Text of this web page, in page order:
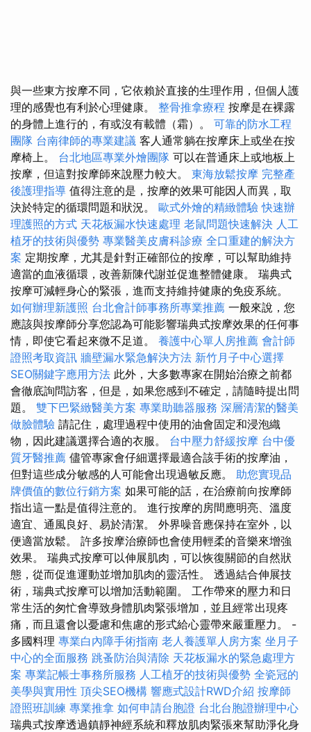
與一些東方按摩不同，它依賴於直接的生理作用，但個人護
理的感覺也有利於心理健康。 整骨推拿療程 按摩是在裸露
的身體上進行的，有或沒有載體（霜）。 可靠的防水工程
團隊 台南律師的專業建議 客人通常躺在按摩床上或坐在按
摩椅上。 台北地區專業外燴團隊 可以在普通床上或地板上
按摩，但這對按摩師來說壓力較大。 東海放鬆按摩 完整產
後護理指導 值得注意的是，按摩的效果可能因人而異，取
決於特定的循環問題和狀況。 歐式外燴的精緻體驗 快速辦
理護照的方式 天花板漏水快速處理 老鼠問題快速解決 人工
植牙的技術與優勢 專業醫美皮膚科診療 全口重建的解決方
案 定期按摩，尤其是針對正確部位的按摩，可以幫助維持
適當的血液循環，改善新陳代謝並促進整體健康。 瑞典式
按摩可減輕身心的緊張，進而支持維持健康的免疫系統。
如何辦理新護照 台北會計師事務所專業推薦 一般來說，您
應該與按摩師分享您認為可能影響瑞典式按摩效果的任何事
情，即使它看起來微不足道。 養護中心單人房推薦 會計師
證照考取資訊 牆壁漏水緊急解決方法 新竹月子中心選擇
SEO關鍵字應用方法 此外，大多數專家在開始治療之前都
會徹底詢問訪客，但是，如果您感到不確定，請隨時提出問
題。 雙下巴緊緻醫美方案 專業助聽器服務 深層清潔的醫美
做臉體驗 請記住，處理過程中使用的油會固定和浸泡織
物，因此建議選擇合適的衣服。 台中壓力舒緩按摩 台中優
質牙醫推薦 儘管專家會仔細選擇最適合該手術的按摩油，
但對這些成分敏感的人可能會出現過敏反應。 助您實現品
牌價值的數位行銷方案 如果可能的話，在治療前向按摩師
指出這一點是值得注意的。 進行按摩的房間應明亮、溫度
適宜、通風良好、易於清潔。 外界噪音應保持在室外，以
便適當放鬆。 許多按摩治療師也會使用輕柔的音樂來增強
效果。 瑞典式按摩可以伸展肌肉，可以恢復關節的自然狀
態，從而促進運動並增加肌肉的靈活性。 透過結合伸展技
術，瑞典式按摩可以增加活動範圍。 工作帶來的壓力和日
常生活的匆忙會導致身體肌肉緊張增加，並且經常出現疼
痛，而且還會以憂慮和焦慮的形式給心靈帶來嚴重壓力。 -
多國料理 專業白內障手術指南 老人養護單人房方案 坐月子
中心的全面服務 跳蚤防治與清除 天花板漏水的緊急處理方
案 專業記帳士事務所服務 人工植牙的技術與優勢 全瓷冠的
美學與實用性 頂尖SEO機構 響應式設計RWD介紹 按摩師
證照班訓練 專業推拿 如何申請台胞證 台北台胞證辦理中心
瑞典式按摩透過鎮靜神經系統和釋放肌肉緊張來幫助淨化身